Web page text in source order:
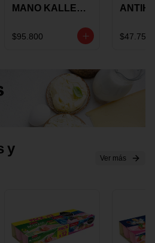
MANO KALLEY
VELOCIDADES
$95.800
TAPA
$47.750
y
Ver más